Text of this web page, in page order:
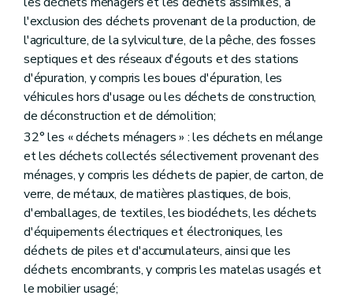
Sous-section 7
Décret du 1 er
mars 2018 relatif à la gestion et à l'assainissement des sols
Art. 265
Art. 266
Art. 267
Section 5 Dispositions transitoires et entrée en vigueur
Art. 268
Art. 269
Art. 270
Art. 271
Annexe 1
Annexe 2
Annexe 3
Annexe 4
Annexe 5
l'exclusion des déchets provenant de la production, de
l'agriculture, de la sylviculture, de la pêche, des fosses
septiques et des réseaux d'égouts et des stations
d'épuration, y compris les boues d'épuration, les
véhicules hors d'usage ou les déchets de construction,
de déconstruction et de démolition;
32° les « déchets ménagers » : les déchets en mélange
et les déchets collectés sélectivement provenant des
ménages, y compris les déchets de papier, de carton, de
verre, de métaux, de matières plastiques, de bois,
d'emballages, de textiles, les biodéchets, les déchets
d'équipements électriques et électroniques, les
déchets de piles et d'accumulateurs, ainsi que les
déchets encombrants, y compris les matelas usagés et
le mobilier usagé;